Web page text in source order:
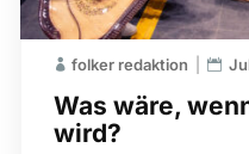
Was wäre,
wird?
folker redaktion